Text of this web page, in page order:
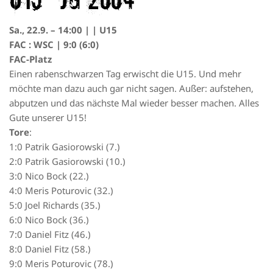
Sa., 22.9. – 14:00 | | U15
FAC : WSC | 9:0 (6:0)
FAC-Platz
Einen rabenschwarzen Tag erwischt die U15. Und mehr
möchte man dazu auch gar nicht sagen. Außer: aufstehen,
abputzen und das nächste Mal wieder besser machen. Alles
Gute unserer U15!
Tore:
1:0 Patrik Gasiorowski (7.)
2:0 Patrik Gasiorowski (10.)
3:0 Nico Bock (22.)
4:0 Meris Poturovic (32.)
5:0 Joel Richards (35.)
6:0 Nico Bock (36.)
7:0 Daniel Fitz (46.)
8:0 Daniel Fitz (58.)
9:0 Meris Poturovic (78.)